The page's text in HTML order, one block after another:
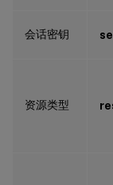
会话密钥
资源类型